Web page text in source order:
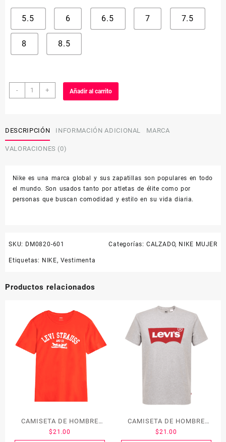
5.5 6 6.5 7 7.5
8 8.5
-
RENEW
2
cantidad
+ Añadir al carrito
DESCRIPCIÓN INFORMACIÓN ADICIONAL MARCA
VALORACIONES (0)
Nike es una marca global y sus zapatillas son populares en todo
el mundo. Son usados ​​tanto por atletas de élite como por
personas que buscan comodidad y estilo en su vida diaria.
SKU: DM0820-601 Categorías: CALZADO, NIKE MUJER
Etiquetas: NIKE, Vestimenta
Productos relacionados
CAMISETA DE HOMBRE
LEVI´S 22495-0070
$21.00
CAMISETA DE HOMBRE
LEVI´S 17783-0138
$21.00